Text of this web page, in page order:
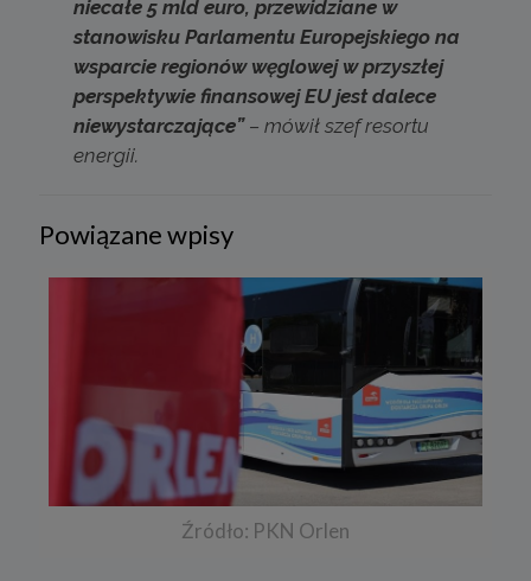
niecałe 5 mld euro, przewidziane w
stanowisku Parlamentu Europejskiego na
wsparcie regionów węglowej w przyszłej
perspektywie finansowej EU jest dalece
niewystarczające” – mówił szef resortu
energii.
Powiązane wpisy
Źródło: PKN Orlen